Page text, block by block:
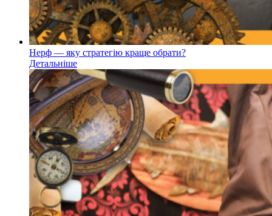
Нерф — яку стратегію краще обрати?
Детальніше